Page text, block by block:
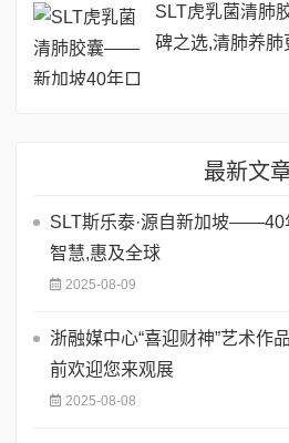
SLT虎乳菌清肺
碑之选,清肺养肺
最新文
SLT斯乐泰·源自新加坡——40
智慧,惠及全球
2025-08-09
浙融媒中心“喜迎财神”艺术作
前欢迎您来观展
2025-08-08